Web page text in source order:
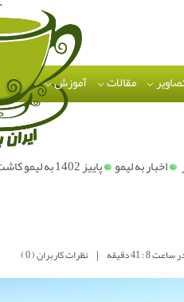
مقالات آموزش
اخبار به لیمو پاییز 1402 به لیمو کاشت نکنید
| نظرات کاربران ( 0 )